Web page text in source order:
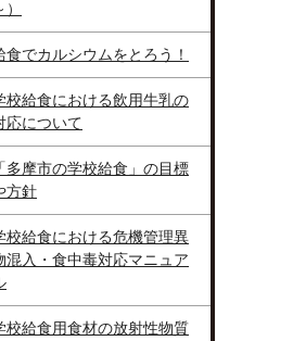
）
食でカルシウムをとろう！
校給食における飲用牛乳の
応について
「多摩市の学校給食」の目標
方針
校給食における危機管理異
混入・食中毒対応マニュア
校給食用食材の放射性物質